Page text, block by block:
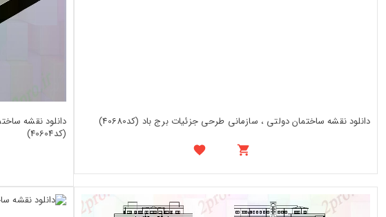
دانلود نقشه ساختمان دولتی ، سازمانی طرحی جزئیات برج باد (کد40680)
دانلود نقشه
(کد40604)